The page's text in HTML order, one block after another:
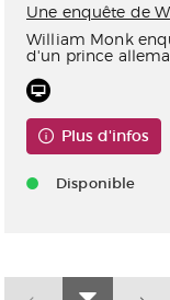
Une enquête de
William Monk
d'un prince
Plus d'infos
Disponible